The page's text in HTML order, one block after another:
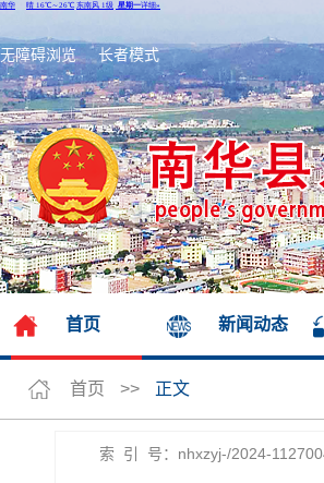
无障碍浏览 长者模式
首页 新闻动态
首页 >> 正文
索 引 号：nhxzyj-/2024-